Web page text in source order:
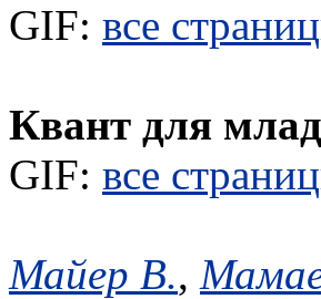
GIF: все
Квант для
GIF: все
Майер В.,